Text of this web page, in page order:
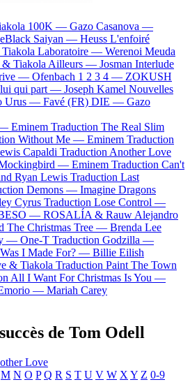
100K — Gazo Casanova —
Saiyan — Heuss L'enfoiré
Tiakola Laboratoire — Werenoi Meuda
& TiakolaAilleurs — Josman Interlude
— Ofenbach 1 2 3 4 — ZOKUSH
qui part — Joseph Kamel Nouvelles
Urus — Favé (FR) DIE — Gazo
— Eminem Traduction The Real Slim
Without Me — Eminem Traduction
Capaldi Traduction Another Love
— Eminem Traduction Can't
Ryan Lewis Traduction Last
Demons — Imagine Dragons
Cyrus Traduction Lose Control —
— ROSALÍA & Rauw Alejandro
The Christmas Tree — Brenda Lee
— One-T Traduction Godzilla —
I Made For? — Billie Eilish
& Tiakola Traduction Paint The Town
All I Want For Christmas Is You —
— Mariah Carey
de Tom Odell
Love
M N O P Q R S T U V W X Y Z 0-9